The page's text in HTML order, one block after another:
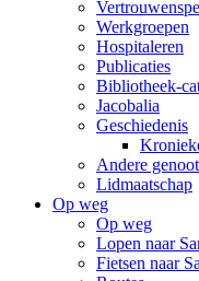
Werkgroepen
Hospitaleren
Publicaties
Bibliotheek-
Jacobalia
Geschiedenis
Andere
Lidmaatschap
Op weg
Op weg
Lopen naar
Fietsen naar